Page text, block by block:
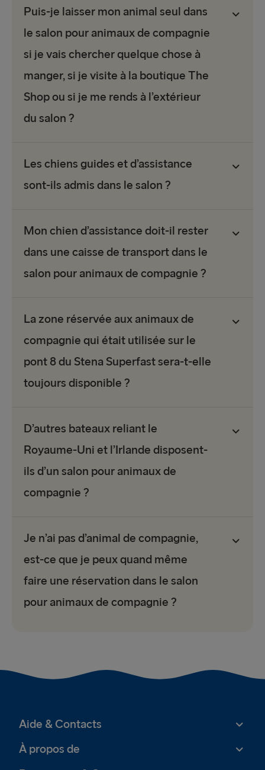
Puis-je laisser mon animal seul dans
le salon pour animaux de compagnie
si je vais chercher quelque chose à
manger, si je visite à la boutique The
Shop ou si je me rends à l’extérieur
du salon ?
Les chiens guides et d’assistance
sont-ils admis dans le salon ?
Mon chien d’assistance doit-il rester
dans une caisse de transport dans le
salon pour animaux de compagnie ?
La zone réservée aux animaux de
compagnie qui était utilisée sur le
pont 8 du Stena Superfast sera-t-elle
toujours disponible ?
D’autres bateaux reliant le
Royaume-Uni et l’Irlande disposent-
ils d’un salon pour animaux de
compagnie ?
Je n’ai pas d’animal de compagnie,
est-ce que je peux quand même
faire une réservation dans le salon
pour animaux de compagnie ?
Aide & Contacts
À propos de